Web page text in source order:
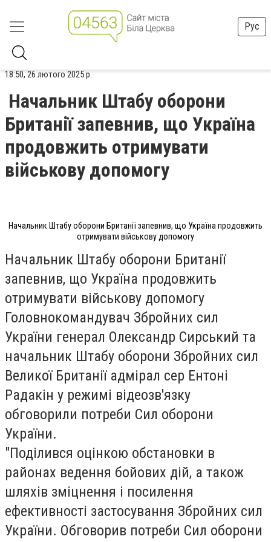
Рус
18:50, 26 лютого 2025 р.
Начальник Штабу оборони
Британії запевнив, що Україна
продовжить отримувати
військову допомогу
Начальник Штабу оборони Британії запевнив, що Україна продовжить
отримувати військову допомогу
Начальник Штабу оборони Британії
запевнив, що Україна продовжить
отримувати військову допомогу
Головнокомандувач Збройних сил
України генерал Олександр Сирський та
начальник Штабу оборони Збройних сил
Великої Британії адмірал сер Ентоні
Радакін у режимі відеозв'язку
обговорили потреби Сил оборони
України.
"Поділився оцінкою обстановки в
районах ведення бойових дій, а також
шляхів зміцнення і посилення
ефективності застосування Збройних сил
України. Обговорив потреби Сил оборони